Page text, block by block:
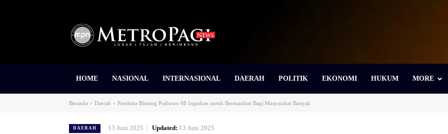
HOME NASIONAL INTERNASIONAL DAERAH POLITIK EKONOMI HUKUM MORE
Beranda Daerah Pembina Bintang Prabowo 08 Ingatkan untuk Bermanfaat Bagi Masyarakat Banyak
DAERAH 13 Juni 2025 Updated: 13 Juni 2025